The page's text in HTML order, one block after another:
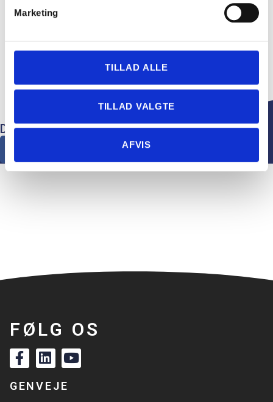
Marketing
TILLAD ALLE
TILLAD VALGTE
AFVIS
DEL
FØLG OS
GENVEJE